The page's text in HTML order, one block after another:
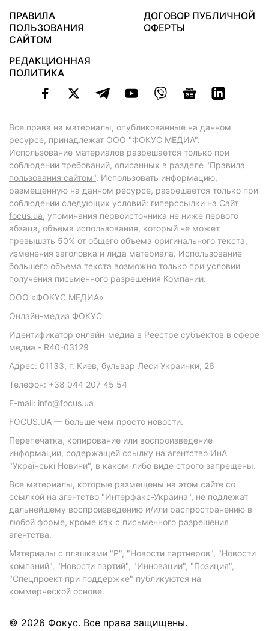
ПРАВИЛА
ПОЛЬЗОВАНИЯ
САЙТОМ
ДОГОВОР ПУБЛИЧНОЙ
ОФЕРТЫ
РЕДАКЦИОННАЯ
ПОЛИТИКА
Все права на материалы, опубликованные на данном
ресурсе, принадлежат ООО "ФОКУС МЕДИА".
Использование материалов разрешается только при
соблюдении требований, описанных в разделе "Правила
пользования сайтом". Использовать информацию,
размещенную на данном ресурсе, разрешается только при
соблюдении следующих условий: гиперссылки на Сайт
focus.ua, упоминания первоисточника не ниже первого
абзаца, объема использования, который не может
превышать 50% от общего объема оригинального текста,
изменения заголовка и лида материала. Использование
большего объема текста возможно только при условии
получения письменного разрешения Компании.
ООО «ФОКУС МЕДИА»
Онлайн-медиа ФОКУС
Идентификатор онлайн-медиа в Реестре субъектов в сфере
медиа - R40-03129
Адрес: 01133, г. Киев, бульвар Леси Украинки, 26
Телефон: +38 044 207 45 54
E-mail: info@focus.ua
FOCUS.UA — больше чем просто новости.
Перепечатка, копирование или воспроизведение
информации, содержащей ссылку на агентство ИнА
"Українські Новини", в каком-либо виде строго запрещены.
Все материалы, которые размещены на этом сайте со
ссылкой на агентство "Интерфакс-Украина", не подлежат
дальнейшему воспроизведению и/или распространению в
любой форме, кроме как с письменного разрешения
агентства.
Материалы с плашками "Р", "Новости партнеров", "Новости
компаний", "Новости партий", "Инновации", "Позиция",
"Спецпроект при поддержке" публикуются на
коммерческой основе.
© 2026 Фокус. Все права защищены.